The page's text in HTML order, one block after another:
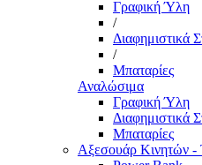
Γραφική Ύλη
/
Διαφημιστικά
/
Μπαταρίες
Αναλώσιμα
Γραφική Ύλη
Διαφημιστικά
Μπαταρίες
Αξεσουάρ Κινητών -